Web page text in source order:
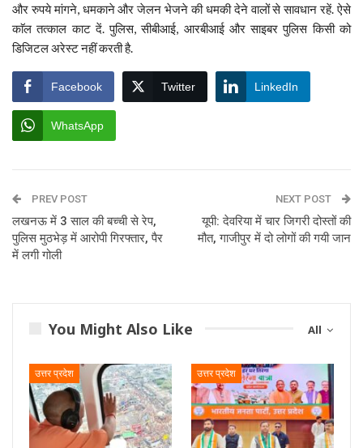
और रुपये मांगने, धमकाने और जेलन भेजने की धमकी देने वालों से सावधान रहें. ऐसे
काॅल तत्काल काट दें. पुलिस, सीबीआई, आरबीआई और साइबर पुलिस किसी को
डिजिटल अरेस्ट नहीं करती है.
Facebook Twitter LinkedIn
WhatsApp
PREV POST
लखनऊ में 3 साल की बच्ची से रेप,
पुलिस मुठभेड़ में आरोपी गिरफ्तार, पैर
में लगी गोली
NEXT POST
यूपी: देवरिया में चार जिगरी दोस्तों की
मौत, गाजीपुर में दो लोगों की गयी जान
All
You Might Also Like
उत्तर प्रदेश उत्तर प्रदेश